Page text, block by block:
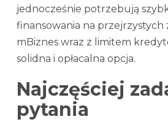
jednocześnie potrzebują
finansowania na przejrzystych
mBiznes wraz z limitem
solidna i opłacalna opcja.
Najczęściej
pytania